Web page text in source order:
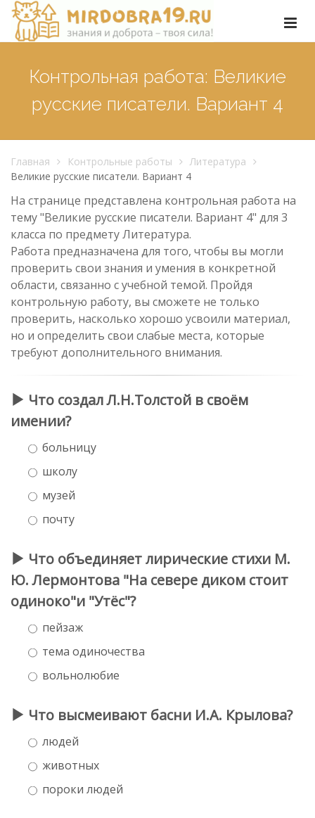
Контрольная работа: Великие
русские писатели. Вариант 4
Главная Контрольные работы
Литература
Великие русские писатели. Вариант 4
На странице представлена контрольная работа на
тему "Великие русские писатели. Вариант 4" для 3
класса по предмету Литература.
Работа предназначена для того, чтобы вы могли
проверить свои знания и умения в конкретной
области, связанно с учебной темой. Пройдя
контрольную работу, вы сможете не только
проверить, насколько хорошо усвоили материал,
но и определить свои слабые места, которые
требуют дополнительного внимания.
Что создал Л.Н.Толстой в своём
имении?
больницу
школу
музей
почту
Что объединяет лирические стихи М.
Ю. Лермонтова "На севере диком стоит
одиноко"и "Утёс"?
пейзаж
тема одиночества
вольнолюбие
Что высмеивают басни И.А. Крылова?
людей
животных
пороки людей